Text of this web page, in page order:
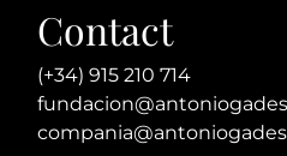
Contact
(+34) 915 210 714